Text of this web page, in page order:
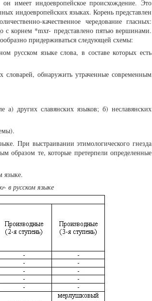
имеет индоевропейское происхождение. Это
индоевропейских языках. Корень представлен
качественное чередование гласных:
корнем *mхr- представлено пятью вершинами.
придерживаться следующей схемы:
русском языке слова, в составе которых есть
словарей, обнаружить утраченные современным
других славянских языков; б) неславянских
При выстраивании этимологического гнезда
образом те, которые претерпели определенные
языке.
в русском языке